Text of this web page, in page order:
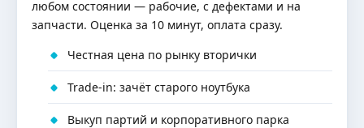
любом состоянии — рабочие, с дефектами и на
запчасти. Оценка за 10 минут, оплата сразу.
Честная цена по рынку вторички
Trade-in: зачёт старого ноутбука
Выкуп партий и корпоративного парка